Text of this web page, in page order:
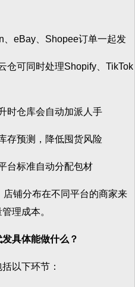
eBay、Shopee订单一起发
可同时处理Shopify、TikTok
仓库会自动加派人手
预测，降低囤货风险
标准自动分配包材
铺分布在不同平台的商家来
理成本。
具体能做什么？
以下环节：